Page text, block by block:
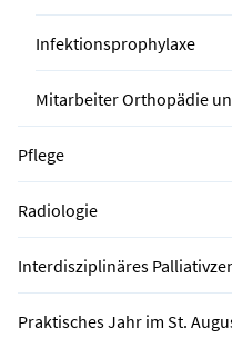
Infektionsprophylaxe
Mitarbeiter Orthopädie
Pflege
Radiologie
Interdisziplinäres
Praktisches Jahr im St.